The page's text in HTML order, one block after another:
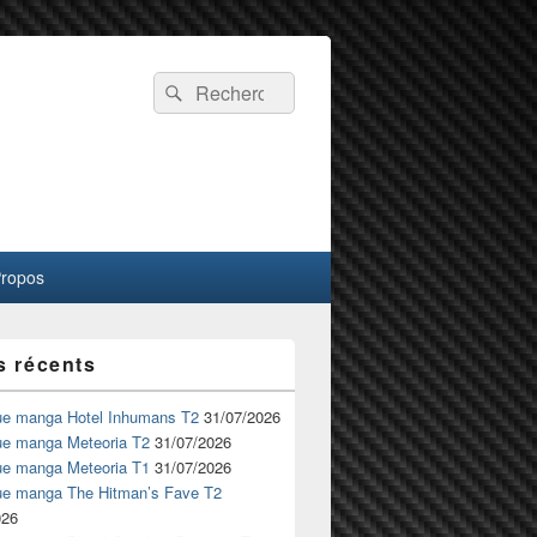
Recherche :
Rechercher
récents
manga Hotel Inhumans T2 31/07/2026
manga Meteoria T2 31/07/2026
manga Meteoria T1 31/07/2026
manga The Hitman’s Fave T2